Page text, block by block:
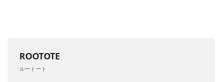
ROOTOTE
ルートート